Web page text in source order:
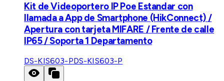
Kit de Videoportero IP Poe Estandar con
llamada a App de Smartphone (HikConnect) /
Apertura con tarjeta MIFARE / Frente de calle
IP65 / Soporta 1 Departamento
DS-KIS603-PDS-KIS603-P